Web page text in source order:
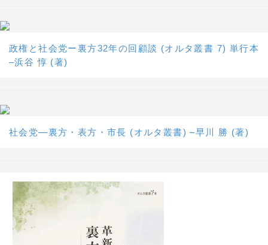
政権と社会党ー裏方32年の回顧談 (オルタ叢書 7) 単行本
–浜谷 惇 (著)
社会党―裏方・表方・市長 (オルタ叢書) –早川 勝 (著)